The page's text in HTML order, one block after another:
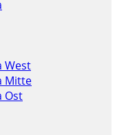
West
Mitte
Ost